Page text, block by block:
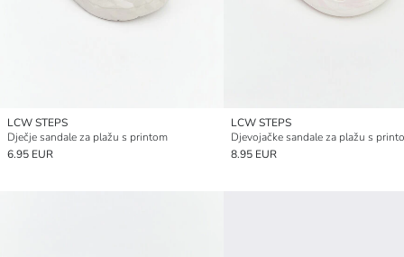
LCW STEPS
Dječje sandale za plažu s printom
6.95 EUR
LCW STEPS
8.95 EUR